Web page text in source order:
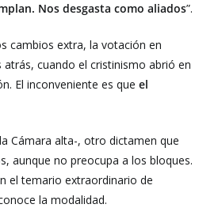
Nos desgasta como aliados”.
cambios extra, la votación en
cuando el cristinismo abrió en
El inconveniente es que el
Cámara alta-, otro dictamen que
aunque no preocupa a los bloques.
el temario extraordinario de
la modalidad.